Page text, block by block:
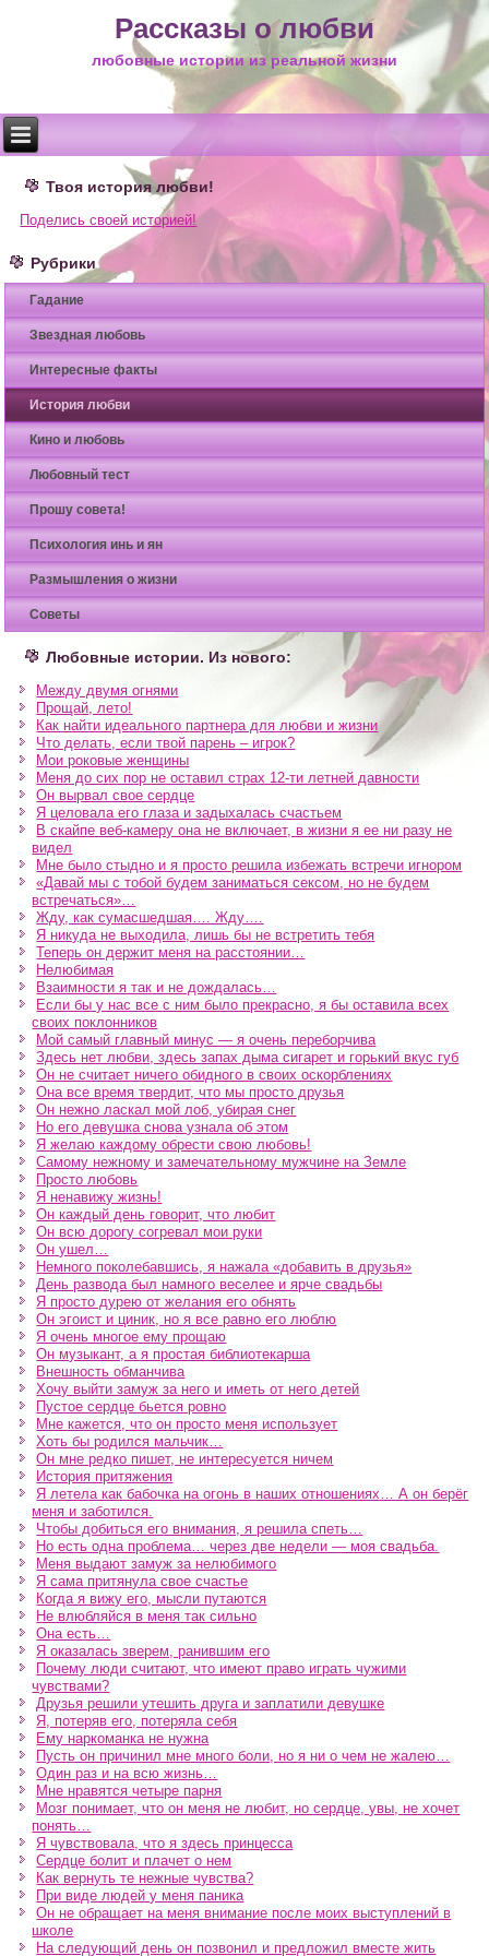
Рассказы о любви
любовные истории из реальной жизни
Твоя история любви!
Поделись своей историей!
Рубрики
Гадание
Звездная любовь
Интересные факты
История любви
Кино и любовь
Любовный тест
Прошу совета!
Психология инь и ян
Размышления о жизни
Советы
Любовные истории. Из нового:
Между двумя огнями
Прощай, лето!
Как найти идеального партнера для любви и жизни
Что делать, если твой парень – игрок?
Мои роковые женщины
Меня до сих пор не оставил страх 12-ти летней давности
Он вырвал свое сердце
Я целовала его глаза и задыхалась счастьем
В скайпе веб-камеру она не включает, в жизни я ее ни разу не
видел
Мне было стыдно и я просто решила избежать встречи игнором
«Давай мы с тобой будем заниматься сексом, но не будем
встречаться»…
Жду, как сумасшедшая…. Жду….
Я никуда не выходила, лишь бы не встретить тебя
Теперь он держит меня на расстоянии…
Нелюбимая
Взаимности я так и не дождалась…
Если бы у нас все с ним было прекрасно, я бы оставила всех
своих поклонников
Мой самый главный минус — я очень переборчива
Здесь нет любви, здесь запах дыма сигарет и горький вкус губ
Он не считает ничего обидного в своих оскорблениях
Она все время твердит, что мы просто друзья
Он нежно ласкал мой лоб, убирая снег
Но его девушка снова узнала об этом
Я желаю каждому обрести свою любовь!
Самому нежному и замечательному мужчине на Земле
Просто любовь
Я ненавижу жизнь!
Он каждый день говорит, что любит
Он всю дорогу согревал мои руки
Он ушел…
Немного поколебавшись, я нажала «добавить в друзья»
День развода был намного веселее и ярче свадьбы
Я просто дурею от желания его обнять
Он эгоист и циник, но я все равно его люблю
Я очень многое ему прощаю
Он музыкант, а я простая библиотекарша
Внешность обманчива
Хочу выйти замуж за него и иметь от него детей
Пустое сердце бьется ровно
Мне кажется, что он просто меня использует
Хоть бы родился мальчик…
Он мне редко пишет, не интересуется ничем
История притяжения
Я летела как бабочка на огонь в наших отношениях… А он берёг
меня и заботился.
Чтобы добиться его внимания, я решила спеть…
Но есть одна проблема… через две недели — моя свадьба.
Меня выдают замуж за нелюбимого
Я сама притянула свое счастье
Когда я вижу его, мысли путаются
Не влюбляйся в меня так сильно
Она есть…
Я оказалась зверем, ранившим его
Почему люди считают, что имеют право играть чужими
чувствами?
Друзья решили утешить друга и заплатили девушке
Я, потеряв его, потеряла себя
Ему наркоманка не нужна
Пусть он причинил мне много боли, но я ни о чем не жалею…
Один раз и на всю жизнь…
Мне нравятся четыре парня
Мозг понимает, что он меня не любит, но сердце, увы, не хочет
понять…
Я чувствовала, что я здесь принцесса
Сердце болит и плачет о нем
Как вернуть те нежные чувства?
При виде людей у меня паника
Он не обращает на меня внимание после моих выступлений в
школе
На следующий день он позвонил и предложил вместе жить